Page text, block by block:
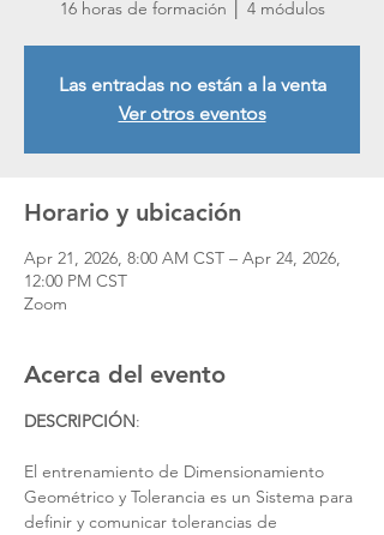
16 horas de formación │ 4 módulos
Las entradas no están a la venta
Ver otros eventos
Horario y ubicación
Apr 21, 2026, 8:00 AM CST – Apr 24, 2026,
12:00 PM CST
Zoom
Acerca del evento
DESCRIPCIÓN:
El entrenamiento de Dimensionamiento
Geométrico y Tolerancia es un Sistema para
definir y comunicar tolerancias de